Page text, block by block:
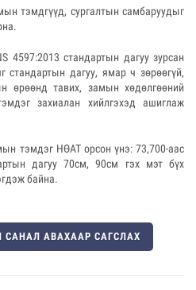
тэмдгүүд, сургалтын самбаруудыг
стандартын дагуу зурсан
стандартын дагуу, ямар ч зөрөөгүй,
өрөөнд тавих, замын хөдөлгөөний
захиалан хийлгэхэд ашиглаж
тэмдэг НӨАТ орсон үнэ: 73,700-аас
дагуу 70см, 90см гэх мэт бүх
байна.
САНАЛ АВАХААР САГСЛАХ